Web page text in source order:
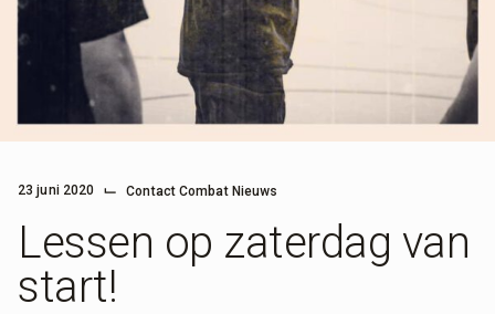
23 juni 2020 ⌙ Contact Combat Nieuws
Lessen op zaterdag van
start!